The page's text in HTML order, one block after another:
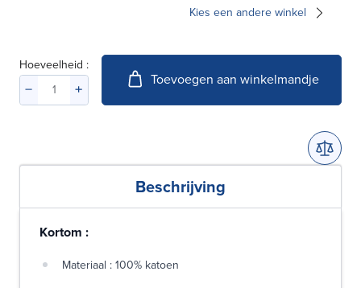
Kies een andere winkel
Hoeveelheid :
Toevoegen aan winkelmandje
Beschrijving
Kortom :
Materiaal : 100% katoen